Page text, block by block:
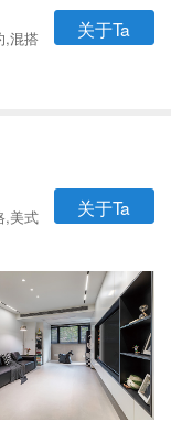
,混搭
关于Ta
,美式
关于Ta